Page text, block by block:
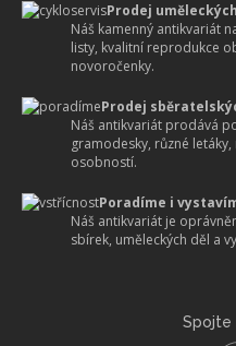
Prodej
Náš kamenný antikvariát
listy, kvalitní reprodukce
novoročenky.
Prodej
Náš antikvariát prodává
gramodesky, různé
osobností.
Poradíme i
Náš antikvariát je
sbírek, uměleckých děl a
Spojte